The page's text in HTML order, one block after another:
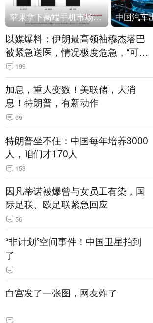
苹果拿下高端手机市场65%的份额：iPhone 17系列功不可没
以媒爆料：伊朗最高领袖穆杰塔巴
被紧急送医，情况极度危急，“可能
随时会死去”
199
加息，重大变数！美联储，大消
息！特朗普，有新动作
69
特朗普坐不住：中国每年培养3000
人，咱们才170人
158
因凡蒂诺被爆曾与女员工有染，国
际足联、欧足联紧急回应
56
“非计划”空间事件！中国卫星拍到
了
白宫发了一张图，网友炸了